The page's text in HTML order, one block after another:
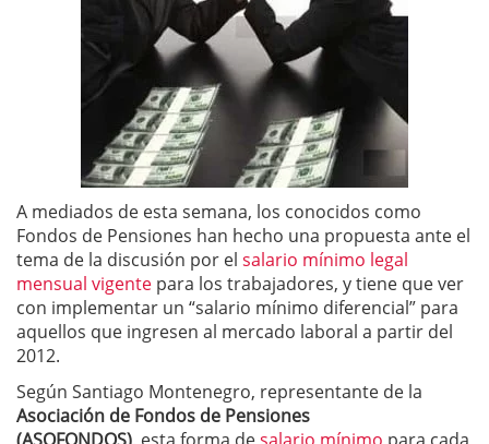
A mediados de esta semana, los conocidos como
Fondos de Pensiones han hecho una propuesta ante el
tema de la discusión por el salario mínimo legal
mensual vigente para los trabajadores, y tiene que ver
con implementar un “salario mínimo diferencial” para
aquellos que ingresen al mercado laboral a partir del
2012.
Según Santiago Montenegro, representante de la
Asociación de Fondos de Pensiones